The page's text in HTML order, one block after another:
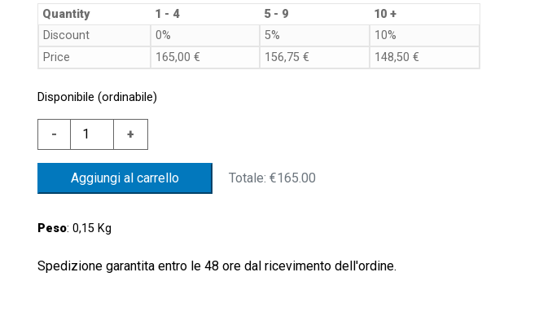
Quantity 1 - 4 5 - 9
10 +
Discount
0% 5%
10%
Price
165,00€ 156,75€ 148,50€
Disponibile (ordinabile)
-
PTE200GAIWMR14
TRASDUTTORE
ELETTRONICO
0-
BAR
20
+
Aggiungi al carrello Totale:€165.00
Peso: 0,15 Kg
Spedizione garantita entro le 48 ore dal ricevimento dell'ordine.